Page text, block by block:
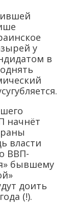
у
в
начнёт
власти
ВВП-
бывшему
доить
(!).